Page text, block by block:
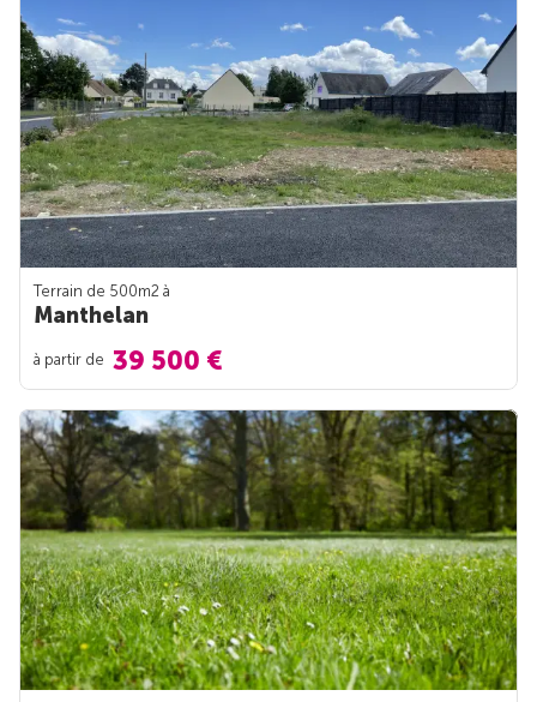
Terrain de 500m2 à
Manthelan
à partir de 39 500 €